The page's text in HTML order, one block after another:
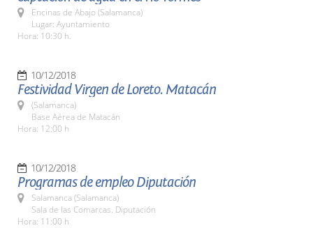
Encinas de Abajo (Salamanca)
Lugar: Ayuntamiento
Hora: 10:30 h.
10/12/2018
Festividad Virgen de Loreto. Matacán
(Salamanca)
Base Aérea de Matacán
Hora: 12:00 h
10/12/2018
Programas de empleo Diputación
Salamanca (Salamanca)
Sala de las Comarcas. Diputación
Hora: 11:00 h